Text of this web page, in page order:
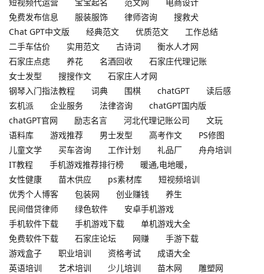
免费发布信息
服装服饰 律师咨询
搜救犬
Chat GPT中文版
经典范文 优质范文
工作总结
二手车估价
实用范文 古诗词
衡水人才网
石家庄点痣
养花 名酒回收
石家庄代理记账
女士发型
搜搜作文
石家庄人才网
钢琴入门指法教程
词典 围棋 chatGPT
读后感
玄机派
企业服务 法律咨询
chatGPT国内版
chatGPT官网
励志名言 河北代理记账公司
文玩
语料库
游戏推荐 男士发型 高考作文
PS修图
儿童文学
买车咨询 工作计划 礼品厂
舟舟培训
IT教程
手机游戏推荐排行榜
暖通,电地暖，
女性健康
苗木供应 ps素材库
短视频培训
优秀个人博客
包装网 创业赚钱
养生
民间借贷律师
绿色软件
安卓手机游戏
手机软件下载
手机游戏下载
单机游戏大全
免费软件下载
石家庄论坛 网赚
手游下载
游戏盒子
职业培训 资格考试
成语大全
英语培训
艺术培训 少儿培训 苗木网
雕塑网